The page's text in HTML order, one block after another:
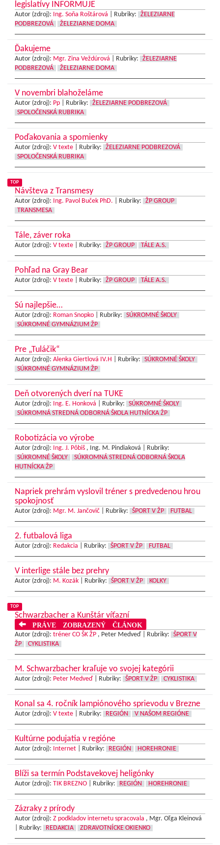
legislatívy INFORMUJE
Autor (zdroj): Ing. Soňa Roštárová Rubriky:
ŽELEZIARNE
PODBREZOVÁ
ŽELEZIARNE DOMA
Ďakujeme
Autor (zdroj): Mgr. Zina Veždúrová Rubriky:
ŽELEZIARNE
PODBREZOVÁ
ŽELEZIARNE DOMA
V novembri blahoželáme
Autor (zdroj): Pp Rubriky:
ŽELEZIARNE PODBREZOVÁ
SPOLOČENSKÁ RUBRIKA
Poďakovania a spomienky
Autor (zdroj): V texte Rubriky:
ŽELEZIARNE PODBREZOVÁ
SPOLOČENSKÁ RUBRIKA
TOP
Návšteva z Transmesy
Autor (zdroj): Ing. Pavol Buček PhD. Rubriky:
ŽP GROUP
TRANSMESA
Tále, záver roka
Autor (zdroj): V texte Rubriky: ŽP GROUP TÁLE A.S.
Pohľad na Gray Bear
Autor (zdroj): V texte Rubriky: ŽP GROUP TÁLE A.S.
Sú najlepšie…
Autor (zdroj): Roman Snopko Rubriky:
SÚKROMNÉ ŠKOLY
SÚKROMNÉ GYMNÁZIUM ŽP
Pre „Tuláčik“
Autor (zdroj): Alenka Giertlová IV.H Rubriky:
SÚKROMNÉ ŠKOLY
SÚKROMNÉ GYMNÁZIUM ŽP
Deň otvorených dverí na TUKE
Autor (zdroj): Ing. E. Honková Rubriky:
SÚKROMNÉ ŠKOLY
SÚKROMNÁ STREDNÁ ODBORNÁ ŠKOLA HUTNÍCKA ŽP
Robotizácia vo výrobe
Autor (zdroj): Ing. J. Pôbiš , Ing. M. Pindiaková |
Rubriky:
SÚKROMNÉ ŠKOLY
SÚKROMNÁ STREDNÁ ODBORNÁ ŠKOLA
HUTNÍCKA ŽP
Napriek prehrám vyslovil tréner s predvedenou hrou
spokojnosť
Autor (zdroj): Mgr. M. Jančovič Rubriky: ŠPORT V ŽP FUTBAL
2. futbalová liga
Autor (zdroj): Redakcia Rubriky: ŠPORT V ŽP FUTBAL
V interlige stále bez prehry
Autor (zdroj): M. Kozák Rubriky: ŠPORT V ŽP KOLKY
TOP
Schwarzbacher a Kunštár víťazní
PRÁVE ZOBRAZENÝ ČLÁNOK
Autor (zdroj): tréner CO ŠK ŽP , Peter Medveď | Rubriky:
ŠPORT V
ŽP
CYKLISTIKA
M. Schwarzbacher kraľuje vo svojej kategórii
Autor (zdroj): Peter Medveď Rubriky: ŠPORT V ŽP CYKLISTIKA
Konal sa 4. ročník lampiónového sprievodu v Brezne
Autor (zdroj): V texte Rubriky: REGIÓN V NAŠOM REGIÓNE
Kultúrne podujatia v regióne
Autor (zdroj): Internet Rubriky: REGIÓN HOREHRONIE
Blíži sa termín Podstavekovej heligónky
Autor (zdroj): TIK BREZNO Rubriky: REGIÓN HOREHRONIE
Zázraky z prírody
Autor (zdroj): Z podkladov internetu spracovala , Mgr. Oľga Kleinová
Rubriky: REDAKCIA ZDRAVOTNÍCKE OKIENKO